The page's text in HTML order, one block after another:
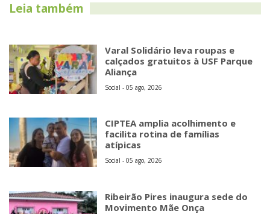
Leia também
Varal Solidário leva roupas e
calçados gratuitos à USF Parque
Aliança
Social - 05 ago, 2026
CIPTEA amplia acolhimento e
facilita rotina de famílias
atípicas
Social - 05 ago, 2026
Ribeirão Pires inaugura sede do
Movimento Mãe Onça